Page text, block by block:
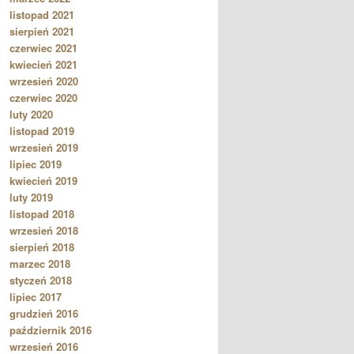
listopad 2021
sierpień 2021
czerwiec 2021
kwiecień 2021
wrzesień 2020
czerwiec 2020
luty 2020
listopad 2019
wrzesień 2019
lipiec 2019
kwiecień 2019
luty 2019
listopad 2018
wrzesień 2018
sierpień 2018
marzec 2018
styczeń 2018
lipiec 2017
grudzień 2016
październik 2016
wrzesień 2016